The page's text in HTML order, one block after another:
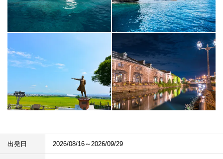
出発日 2026/08/16～2026/09/29